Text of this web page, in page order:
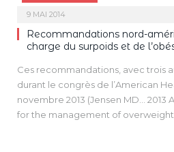
9 MAI 2014
Recommandations nord-
charge du surpoids et de
Ces recommandations, avec trois
durant le congrès de l’American
novembre 2013 (Jensen MD… 2013
for the management of overweight